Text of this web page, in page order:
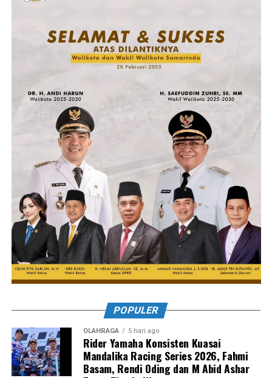
POPULER
OLAHRAGA 5 hari ago
Rider Yamaha Konsisten Kuasai
Mandalika Racing Series 2026, Fahmi
Basam, Rendi Oding dan M Abid Ashar